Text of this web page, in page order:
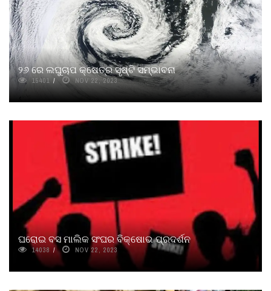
୨୬ ରେ ଲଘୁଚାପ କ୍ଷେତ୍ର ସୃଷ୍ଟି ସମ୍ଭାବନା
15401 NOV 22, 2023
ଘରୋଇ ବସ ମାଲିକ ସଂଘର ବିକ୍ଷୋଭ ପ୍ରଦର୍ଶନ
14038 NOV 22, 2023